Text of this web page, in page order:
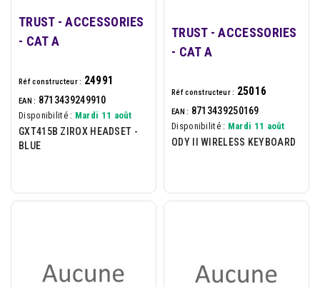
TRUST - ACCESSORIES
- CAT A
Réf constructeur : 24991
EAN : 8713439249910
Disponibilité : Mardi 11 août
GXT415B ZIROX HEADSET -
BLUE
TRUST - ACCESSORIES
- CAT A
Réf constructeur : 25016
EAN : 8713439250169
Disponibilité : Mardi 11 août
ODY II WIRELESS KEYBOARD